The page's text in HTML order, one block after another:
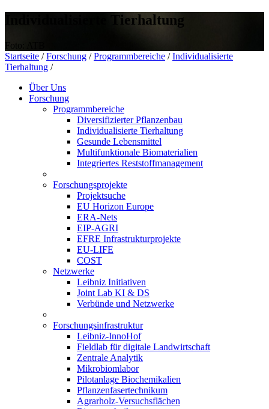
Individualisierte Tierhaltung
Foto: ATB
Startseite / Forschung / Programmbereiche / Individualisierte
Tierhaltung /
Über Uns
Forschung
Programmbereiche
Diversifizierter Pflanzenbau
Individualisierte Tierhaltung
Gesunde Lebensmittel
Multifunktionale Biomaterialien
Integriertes Reststoffmanagement
Forschungsprojekte
Projektsuche
EU Horizon Europe
ERA-Nets
EIP-AGRI
EFRE Infrastrukturprojekte
EU-LIFE
COST
Netzwerke
Leibniz Initiativen
Joint Lab KI & DS
Verbünde und Netzwerke
Forschungsinfrastruktur
Leibniz-InnoHof
Fieldlab für digitale Landwirtschaft
Zentrale Analytik
Mikrobiomlabor
Pilotanlage Biochemikalien
Pflanzenfasertechnikum
Agrarholz-Versuchsflächen